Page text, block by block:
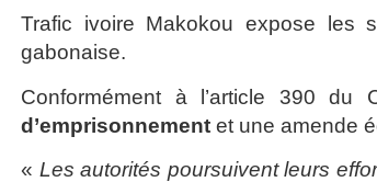
Trafic ivoire Makokou expose les
gabonaise.
Conformément à l’article 390 du
d’emprisonnement et une amende
« Les autorités poursuivent leurs